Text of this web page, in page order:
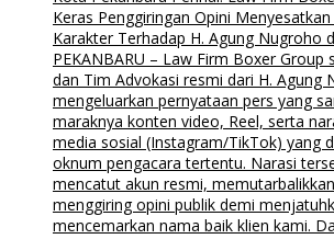
Keras Penggiringan Opini
Karakter Terhadap H. Agung Nugroho
PEKANBARU – Law Firm Boxer Group
dan Tim Advokasi resmi dari H. Agung
mengeluarkan pernyataan pers yang
maraknya konten video, Reel, serta
media sosial (Instagram/TikTok) yang
oknum pengacara tertentu. Narasi
mencatut akun resmi,
menggiring opini publik demi
mencemarkan nama baik klien kami.